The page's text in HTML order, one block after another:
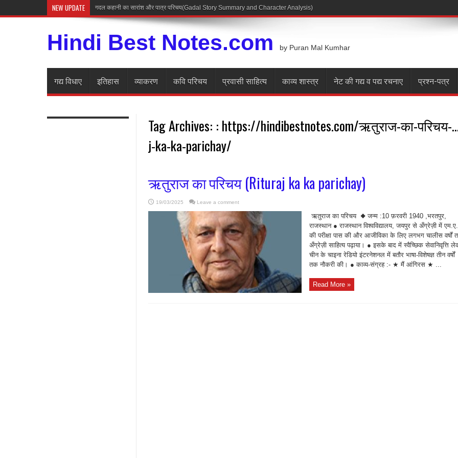
NEW UPDATE गदल कहानी का सारांश और पात्र परिचय(Gadal Story Summary and Character Analysis)
Hindi Best Notes.com by Puran Mal Kumhar
गद्य विधाए इतिहास व्याकरण कवि परिचय प्रवासी साहित्य काव्य शास्त्र नेट की गद्य व पद्य रचनाए प्रश्न-पत्र
Tag Archives: : https://hindibestnotes.com/ऋतुराज-का-परिचय-
j-ka-ka-parichay/
ऋतुराज का परिचय (Rituraj ka ka parichay)
19/03/2025 Leave a comment
ऋतुराज का परिचय ◆ जन्म :10 फ़रवरी 1940 ,भरतपुर,
राजस्थान ● राजस्थान विश्वविद्यालय, जयपुर से अँग्रेज़ी में एम.ए.
की परीक्षा पास की और आजीविका के लिए लगभग चालीस वर्षों
अँग्रेज़ी साहित्य पढ़ाया। ● इसके बाद में स्वैच्छिक सेवानिवृत्ति
चीन के चाइना रेडियो इंटरनेशनल में बतौर भाषा-विशेषज्ञ तीन वर्षों
तक नौकरी की। ● काव्य-संग्रह :- ★ मैं आंगिरस ★ ...
Read More »